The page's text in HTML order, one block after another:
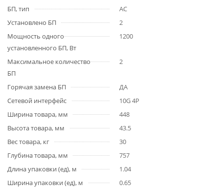
БП, тип
AC
Установлено БП
2
Мощность одного
установленного БП, Вт
1200
Максимальное количество
БП
2
Горячая замена БП
ДА
Сетевой интерфейс
10G 4P
Ширина товара, мм
448
Высота товара, мм
43.5
Вес товара, кг
30
Глубина товара, мм
757
Длина упаковки (ед), м
1.04
Ширина упаковки (ед), м
0.65